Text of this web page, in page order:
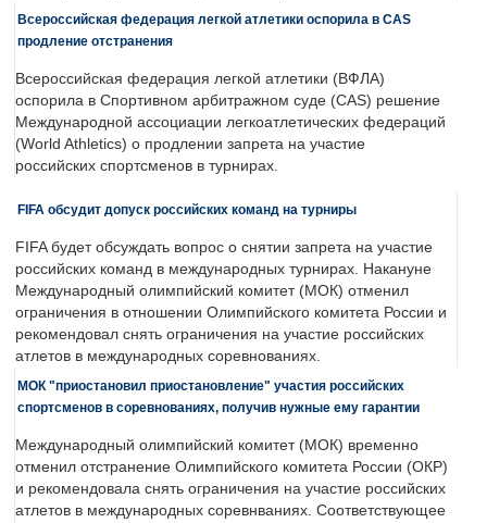
Всероссийская федерация легкой атлетики оспорила в CAS
продление отстранения
Всероссийская федерация легкой атлетики (ВФЛА)
оспорила в Спортивном арбитражном суде (CAS) решение
Международной ассоциации легкоатлетических федераций
(World Athletics) о продлении запрета на участие
российских спортсменов в турнирах.
FIFA обсудит допуск российских команд на турниры
FIFA будет обсуждать вопрос о снятии запрета на участие
российских команд в международных турнирах. Накануне
Международный олимпийский комитет (МОК) отменил
ограничения в отношении Олимпийского комитета России и
рекомендовал снять ограничения на участие российских
атлетов в международных соревнованиях.
МОК "приостановил приостановление" участия российских
спортсменов в соревнованиях, получив нужные ему гарантии
Международный олимпийский комитет (МОК) временно
отменил отстранение Олимпийского комитета России (ОКР)
и рекомендовала снять ограничения на участие российских
атлетов в международных соревнваниях. Соответствующее